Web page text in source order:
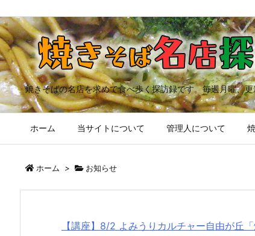
焼きそばの名店を求めて食べ歩く探訪録です。毎週月曜、
ホーム 当サイトについて 管理人について
ホーム > お知らせ
【講座】8/2 よみうりカルチャー自由が丘